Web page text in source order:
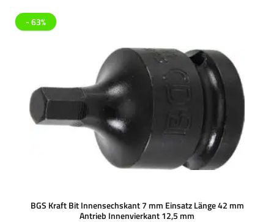
- 63%
BGS Kraft Bit Innensechskant 7 mm Einsatz Länge 42 mm
Antrieb Innenvierkant 12,5 mm